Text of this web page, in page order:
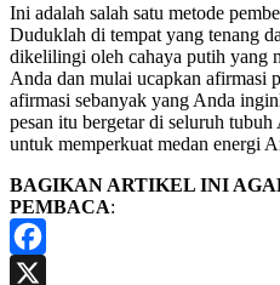
Ini adalah salah satu metode
Duduklah di tempat yang tenang
dikelilingi oleh cahaya putih yang
Anda dan mulai ucapkan afirmasi
afirmasi sebanyak yang Anda
pesan itu bergetar di seluruh
untuk memperkuat medan energi
BAGIKAN ARTIKEL INI
PEMBACA:
Facebook